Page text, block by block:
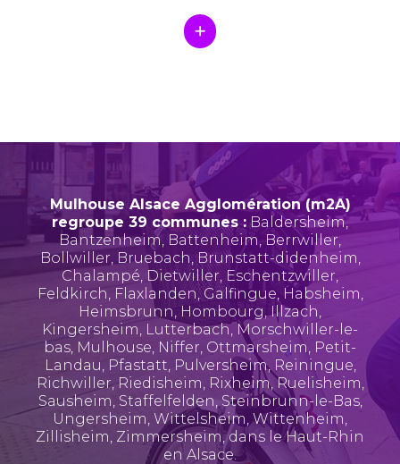
Mulhouse Alsace Agglomération (m2A)
regroupe 39 communes : Baldersheim,
Bantzenheim, Battenheim, Berrwiller,
Bollwiller, Bruebach,Brunstatt-didenheim,
Chalampé, Dietwiller, Eschentzwiller,
Feldkirch, Flaxlanden,Galfingue, Habsheim,
Heimsbrunn, Hombourg,Illzach,
Kingersheim, Lutterbach, Morschwiller-le-
bas, Mulhouse, Niffer, Ottmarsheim, Petit-
Landau, Pfastatt, Pulversheim, Reiningue,
Richwiller, Riedisheim, Rixheim,Ruelisheim,
Sausheim, Staffelfelden, Steinbrunn-le-Bas,
Ungersheim, Wittelsheim,Wittenheim,
Zillisheim, Zimmersheim, dans le Haut-Rhin
en Alsace.